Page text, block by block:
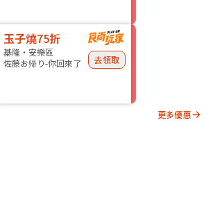
玉子燒75折
基隆・安樂區
佐藤お帰り-你回來了
去領取
更多優惠